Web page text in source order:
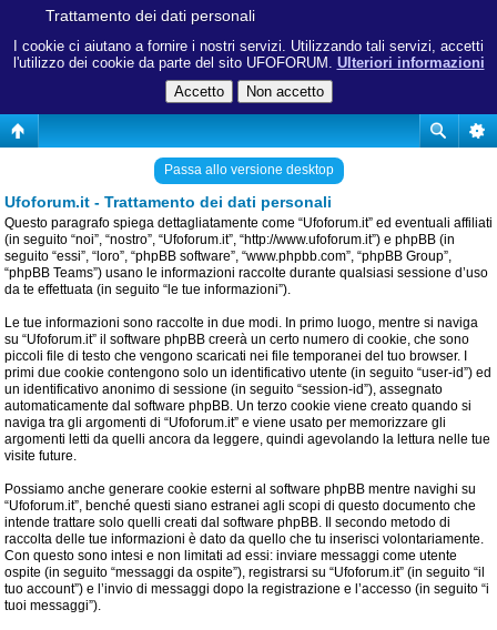
I cookie ci aiutano a fornire i nostri servizi. Utilizzando tali servizi, accetti
l'utilizzo dei cookie da parte del sito UFOFORUM. Ulteriori informazioni
Trattamento dei dati personali
Passa allo versione desktop
Ufoforum.it - Trattamento dei dati personali
Questo paragrafo spiega dettagliatamente come “Ufoforum.it” ed eventuali affiliati
(in seguito “noi”, “nostro”, “Ufoforum.it”, “http://www.ufoforum.it”) e phpBB (in
seguito “essi”, “loro”, “phpBB software”, “www.phpbb.com”, “phpBB Group”,
“phpBB Teams”) usano le informazioni raccolte durante qualsiasi sessione d’uso
da te effettuata (in seguito “le tue informazioni”).
Le tue informazioni sono raccolte in due modi. In primo luogo, mentre si naviga
su “Ufoforum.it” il software phpBB creerà un certo numero di cookie, che sono
piccoli file di testo che vengono scaricati nei file temporanei del tuo browser. I
primi due cookie contengono solo un identificativo utente (in seguito “user-id”) ed
un identificativo anonimo di sessione (in seguito “session-id”), assegnato
automaticamente dal software phpBB. Un terzo cookie viene creato quando si
naviga tra gli argomenti di “Ufoforum.it” e viene usato per memorizzare gli
argomenti letti da quelli ancora da leggere, quindi agevolando la lettura nelle tue
visite future.
Possiamo anche generare cookie esterni al software phpBB mentre navighi su
“Ufoforum.it”, benché questi siano estranei agli scopi di questo documento che
intende trattare solo quelli creati dal software phpBB. Il secondo metodo di
raccolta delle tue informazioni è dato da quello che tu inserisci volontariamente.
Con questo sono intesi e non limitati ad essi: inviare messaggi come utente
ospite (in seguito “messaggi da ospite”), registrarsi su “Ufoforum.it” (in seguito “il
tuo account”) e l’invio di messaggi dopo la registrazione e l’accesso (in seguito “i
tuoi messaggi”).